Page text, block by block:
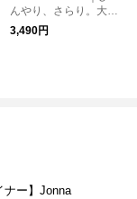
んやり、さらり。大人
の接触冷感Vネックカ
ーディガン
3,490円
ナー】Jonna